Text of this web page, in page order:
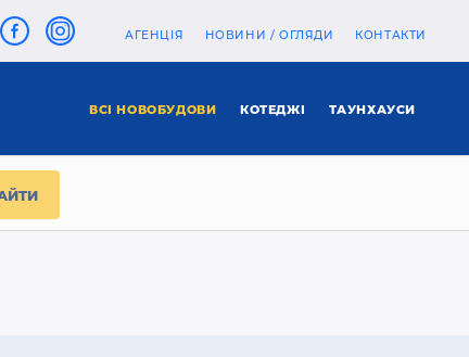
АГЕНЦІЯ НОВИНИ / ОГЛЯДИ КОНТАКТИ
ВСІ НОВОБУДОВИ КОТЕДЖІ ТАУНХАУСИ